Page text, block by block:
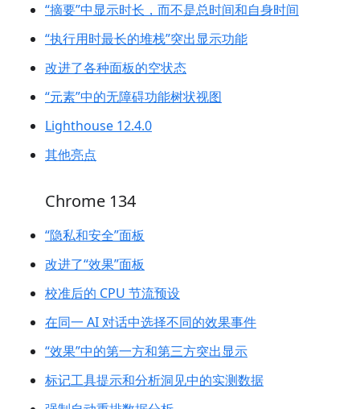
“摘要”中显示时长，而不是总时间和自身时间
“执行用时最长的堆栈”突出显示功能
改进了各种面板的空状态
“元素”中的无障碍功能树状视图
Lighthouse 12.4.0
其他亮点
Chrome 134
“隐私和安全”面板
改进了“效果”面板
校准后的 CPU 节流预设
在同一 AI 对话中选择不同的效果事件
“效果”中的第一方和第三方突出显示
标记工具提示和分析洞见中的实测数据